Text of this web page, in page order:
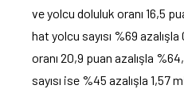
ve yolcu doluluk oranı 16,5
hat yolcu sayısı %69
oranı 20,9 puan azalışla
sayısı ise %45 azalışla 1,57